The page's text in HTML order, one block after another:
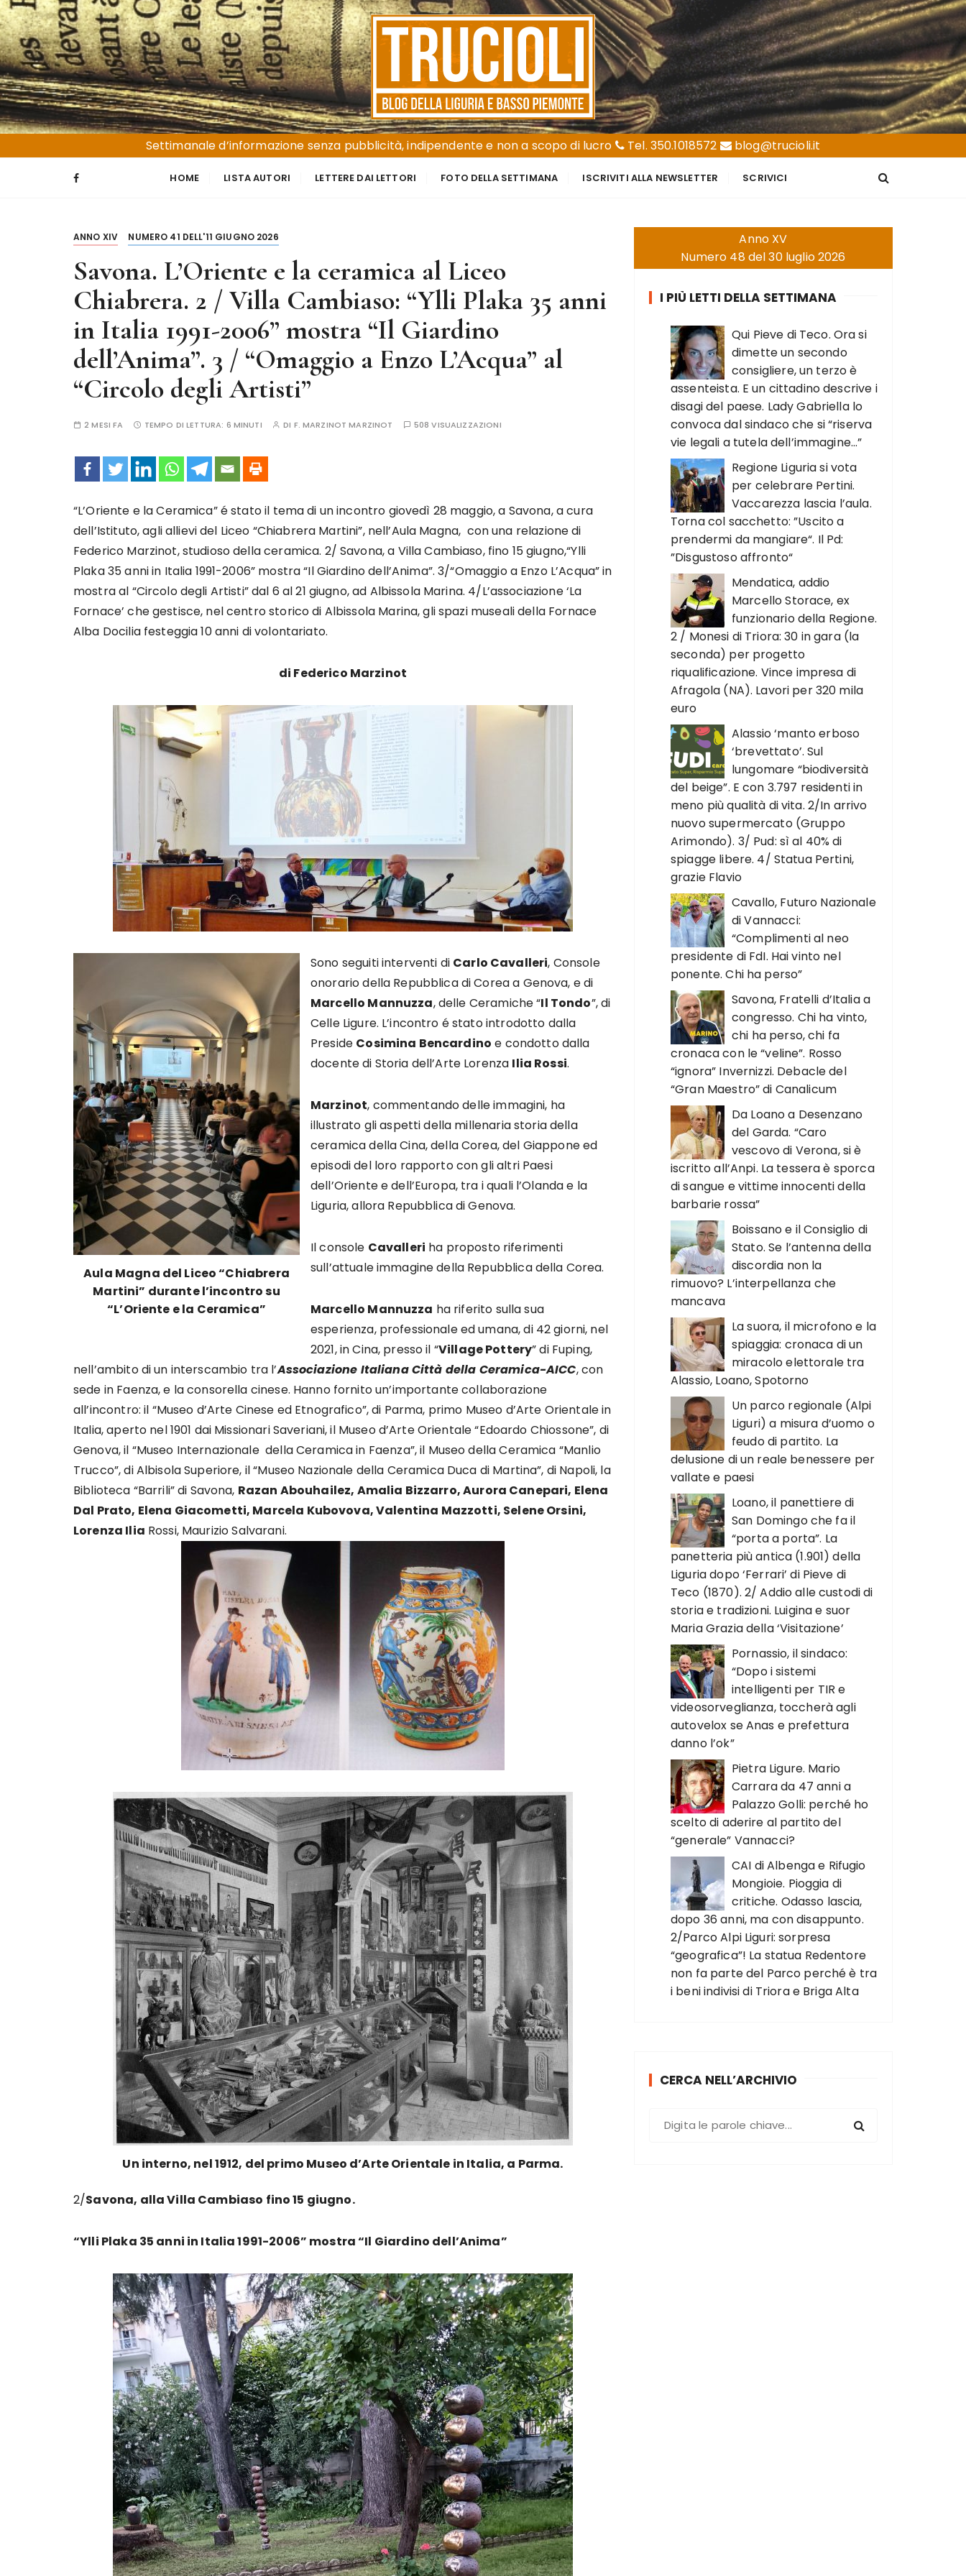
S
a
l
t
a
a
l
c
Trucioli
Liguria e Basso Piemonte
Settimanale d’informazione senza pubblicità, indipendente e non a scopo di lucro
Tel. 350.1018572 blog@trucioli.it
HOME LISTA AUTORI LETTERE DAI LETTORI FOTO DELLA SETTIMANA ISCRIVITI ALLA NEWSLETTER SCRIVICI
ANNO XIV NUMERO 41 DELL'11 GIUGNO 2026
Savona. L’Oriente e la ceramica al Liceo
Chiabrera. 2 / Villa Cambiaso: “Ylli Plaka 35 anni
in Italia 1991-2006” mostra “Il Giardino
dell’Anima”. 3 / “Omaggio a Enzo L’Acqua” al
“Circolo degli Artisti”
2 MESI FA TEMPO DI LETTURA: 6 MINUTI DI F. MARZINOT MARZINOT 508 VISUALIZZAZIONI
“L’Oriente e la Ceramica” é stato il tema di un incontro giovedì 28 maggio, a Savona, a cura
dell’Istituto, agli allievi del Liceo “Chiabrera Martini”, nell’Aula Magna, con una relazione di
Federico Marzinot, studioso della ceramica. 2/ Savona, a Villa Cambiaso, fino 15 giugno,“Ylli
Plaka 35 anni in Italia 1991-2006” mostra “Il Giardino dell’Anima”. 3/“Omaggio a Enzo L’Acqua” in
mostra al “Circolo degli Artisti” dal 6 al 21 giugno, ad Albissola Marina. 4/L’associazione ‘La
Fornace’ che gestisce, nel centro storico di Albissola Marina, gli spazi museali della Fornace
Alba Docilia festeggia 10 anni di volontariato.
di Federico Marzinot
Aula Magna del Liceo “Chiabrera
Martini” durante l’incontro su
“L’Oriente e la Ceramica”
Sono seguiti interventi di Carlo Cavalleri, Console
onorario della Repubblica di Corea a Genova, e di
Marcello Mannuzza, delle Ceramiche “Il Tondo”, di
Celle Ligure. L’incontro é stato introdotto dalla
Preside Cosimina Bencardino e condotto dalla
docente di Storia dell’Arte Lorenza Ilia Rossi.
Marzinot, commentando delle immagini, ha
illustrato gli aspetti della millenaria storia della
ceramica della Cina, della Corea, del Giappone ed
episodi del loro rapporto con gli altri Paesi
dell’Oriente e dell’Europa, tra i quali l’Olanda e la
Liguria, allora Repubblica di Genova.
Il console Cavalleri ha proposto riferimenti
sull’attuale immagine della Repubblica della Corea.
Marcello Mannuzza ha riferito sulla sua
esperienza, professionale ed umana, di 42 giorni, nel
2021, in Cina, presso il “Village Pottery” di Fuping,
nell’ambito di un interscambio tra l’Associazione Italiana Città della Ceramica-AICC, con
sede in Faenza, e la consorella cinese. Hanno fornito un’importante collaborazione
all’incontro: il “Museo d’Arte Cinese ed Etnografico”, di Parma, primo Museo d’Arte Orientale in
Italia, aperto nel 1901 dai Missionari Saveriani, il Museo d’Arte Orientale “Edoardo Chiossone”, di
Genova, il “Museo Internazionale della Ceramica in Faenza”, il Museo della Ceramica “Manlio
Trucco”, di Albisola Superiore, il “Museo Nazionale della Ceramica Duca di Martina”, di Napoli, la
Biblioteca “Barrili” di Savona, Razan Abouhailez, Amalia Bizzarro, Aurora Canepari, Elena
Dal Prato, Elena Giacometti, Marcela Kubovova, Valentina Mazzotti, Selene Orsini,
Lorenza Ilia Rossi, Maurizio Salvarani.
Un interno, nel 1912, del primo Museo d’Arte Orientale in Italia, a Parma.
2/Savona, alla Villa Cambiaso fino 15 giugno.
“Ylli Plaka 35 anni in Italia 1991-2006” mostra “Il Giardino dell’Anima”
Anno XV
Numero 48 del 30 luglio 2026
I PIÙ LETTI DELLA SETTIMANA
Qui Pieve di Teco. Ora si
dimette un secondo
consigliere, un terzo è
assenteista. E un cittadino descrive i
disagi del paese. Lady Gabriella lo
convoca dal sindaco che si “riserva
vie legali a tutela dell’immagine…”
Regione Liguria si vota
per celebrare Pertini.
Vaccarezza lascia l’aula.
Torna col sacchetto: ”Uscito a
prendermi da mangiare“. Il Pd:
”Disgustoso affronto“
Mendatica, addio
Marcello Storace, ex
funzionario della Regione.
2 / Monesi di Triora: 30 in gara (la
seconda) per progetto
riqualificazione. Vince impresa di
Afragola (NA). Lavori per 320 mila
euro
Alassio ‘manto erboso
‘brevettato’. Sul
lungomare “biodiversità
del beige”. E con 3.797 residenti in
meno più qualità di vita. 2/In arrivo
nuovo supermercato (Gruppo
Arimondo). 3/ Pud: sì al 40% di
spiagge libere. 4/ Statua Pertini,
grazie Flavio
Cavallo, Futuro Nazionale
di Vannacci:
“Complimenti al neo
presidente di FdI. Hai vinto nel
ponente. Chi ha perso”
Savona, Fratelli d’Italia a
congresso. Chi ha vinto,
chi ha perso, chi fa
cronaca con le “veline”. Rosso
“ignora” Invernizzi. Debacle del
“Gran Maestro” di Canalicum
Da Loano a Desenzano
del Garda. “Caro
vescovo di Verona, si è
iscritto all’Anpi. La tessera è sporca
di sangue e vittime innocenti della
barbarie rossa”
Boissano e il Consiglio di
Stato. Se l’antenna della
discordia non la
rimuovo? L’interpellanza che
mancava
La suora, il microfono e la
spiaggia: cronaca di un
miracolo elettorale tra
Alassio, Loano, Spotorno
Un parco regionale (Alpi
Liguri) a misura d’uomo o
feudo di partito. La
delusione di un reale benessere per
vallate e paesi
Loano, il panettiere di
San Domingo che fa il
“porta a porta”. La
panetteria più antica (1.901) della
Liguria dopo ‘Ferrari’ di Pieve di
Teco (1870). 2/ Addio alle custodi di
storia e tradizioni. Luigina e suor
Maria Grazia della ‘Visitazione’
Pornassio, il sindaco:
“Dopo i sistemi
intelligenti per TIR e
videosorveglianza, toccherà agli
autovelox se Anas e prefettura
danno l’ok”
Pietra Ligure. Mario
Carrara da 47 anni a
Palazzo Golli: perché ho
scelto di aderire al partito del
“generale” Vannacci?
CAI di Albenga e Rifugio
Mongioie. Pioggia di
critiche. Odasso lascia,
dopo 36 anni, ma con disappunto.
2/Parco Alpi Liguri: sorpresa
“geografica”! La statua Redentore
non fa parte del Parco perché è tra
i beni indivisi di Triora e Briga Alta
CERCA NELL’ARCHIVIO